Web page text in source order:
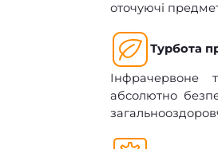
оточуючі
Турбота
Інфрачервоне
абсолютно